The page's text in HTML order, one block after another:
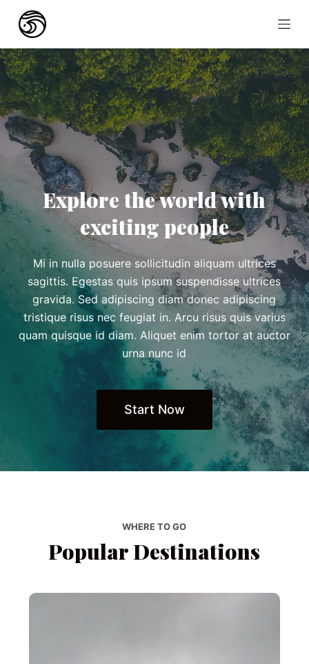
S
k
i
p
t
o
o
n
Explore the world with
exciting people
Mi in nulla posuere sollicitudin aliquam ultrices
sagittis. Egestas quis ipsum suspendisse ultrices
gravida. Sed adipiscing diam donec adipiscing
tristique risus nec feugiat in. Arcu risus quis varius
quam quisque id diam. Aliquet enim tortor at auctor
urna nunc id
Start Now
WHERE TO GO
Popular Destinations